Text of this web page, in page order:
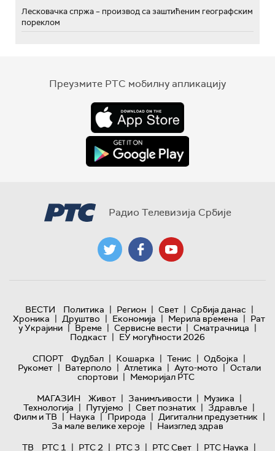
Лесковачка спржа – производ са заштићеним географским
пореклом
Преузмите РТС мобилну апликацију
Радио Телевизија Србије
ВЕСТИ Политика | Регион | Свет | Србија данас |
Хроника | Друштво | Економија | Мерила времена | Рат
у Украјини | Време | Сервисне вести | Сматрачница |
Подкаст | ЕУ могућности 2026
СПОРТ
Фудбал | Кошарка | Тенис | Одбојка |
Рукомет | Ватерполо | Атлетика | Ауто-мото | Остали
спортови | Меморијал РТС
МАГАЗИН
Живот | Занимљивости | Музика |
Технологијa | Путујемо | Свет познатих | Здравље |
Филм и ТВ | Наука | Природа | Дигитални предузетник |
За мале велике хероје | Наизглед здрав
ТВ
РТС 1 | РТС 2 | РТС 3 | РТС Свет | РТС Наука |